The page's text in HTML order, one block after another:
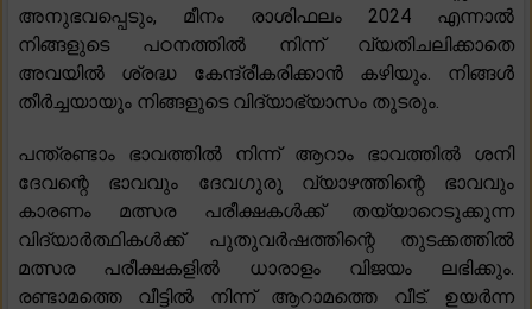
അനുഭവപ്പെടും, മീനം രാശിഫലം 2024 എന്നാൽ
നിങ്ങളുടെ പഠനത്തിൽ നിന്ന് വ്യതിചലിക്കാതെ
അവയിൽ ശ്രദ്ധ കേന്ദ്രീകരിക്കാൻ കഴിയും. നിങ്ങൾ
തീർച്ചയായും നിങ്ങളുടെ വിദ്യാഭ്യാസം തുടരും.
പന്ത്രണ്ടാം ഭാവത്തിൽ നിന്ന് ആറാം ഭാവത്തിൽ ശനി
ദേവന്റെ ഭാവവും ദേവഗുരു വ്യാഴത്തിന്റെ ഭാവവും
കാരണം മത്സര പരീക്ഷകൾക്ക് തയ്യാറെടുക്കുന്ന
വിദ്യാർത്ഥികൾക്ക് പുതുവർഷത്തിന്റെ തുടക്കത്തിൽ
മത്സര പരീക്ഷകളിൽ ധാരാളം വിജയം ലഭിക്കും.
രണ്ടാമത്തെ വീട്ടിൽ നിന്ന് ആറാമത്തെ വീട്. ഉയർന്ന